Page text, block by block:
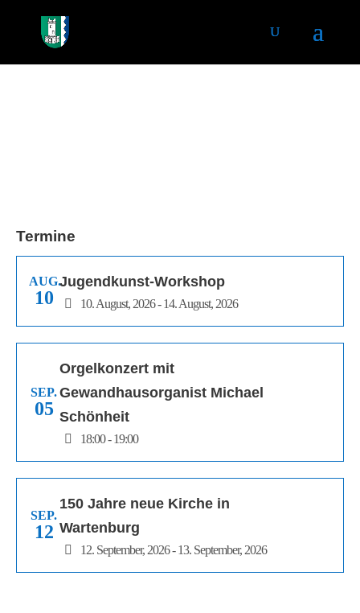
Termine
AUG.
10
Jugendkunst-Workshop
10. August, 2026 - 14. August, 2026
SEP.
05
Orgelkonzert mit
Gewandhausorganist Michael
Schönheit
18:00 - 19:00
SEP.
12
150 Jahre neue Kirche in
Wartenburg
12. September, 2026 - 13. September, 2026